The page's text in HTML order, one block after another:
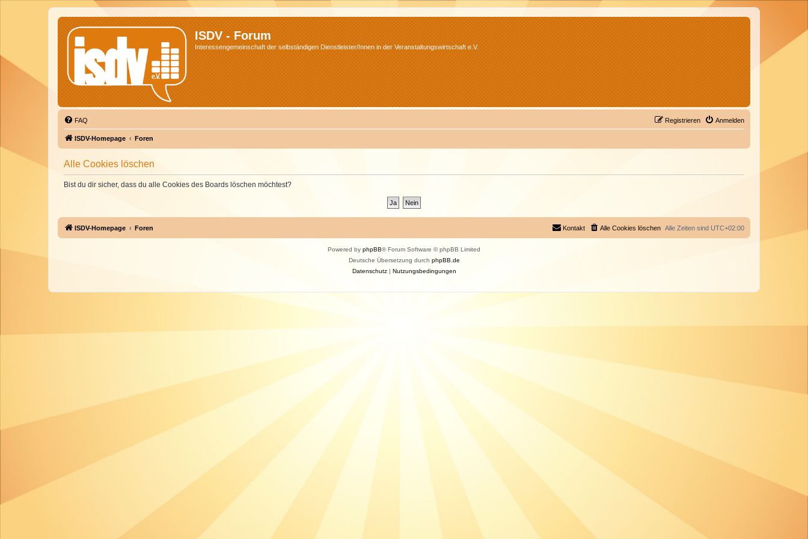
ISDV - Forum
Interessengemeinschaft der selbständigen Dienstleister/Innen in der Veranstaltungswirtschaft e.V.
FAQ Anmelden
Registrieren
ISDV-Homepage Foren
Alle Cookies löschen
Bist du dir sicher, dass du alle Cookies des Boards löschen möchtest?
ISDV-Homepage Foren Alle Zeiten sind UTC+02:00
Alle Cookies löschen
Kontakt
Powered by phpBB® Forum Software © phpBB Limited
Deutsche Übersetzung durch phpBB.de
Datenschutz| Nutzungsbedingungen